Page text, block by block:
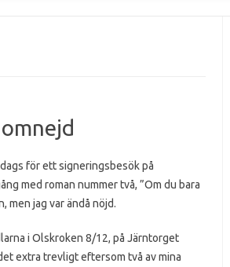
för ett signeringsbesök på
med roman nummer två, ”Om du bara
men jag var ändå nöjd.
i Olskroken 8/12, på Järntorget
extra trevligt eftersom två av mina